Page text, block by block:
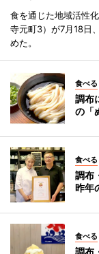
食を通じた地域活性
寺元町3）が7月18日
めた。
食べる
調布
の「
食べる
調布
昨年
食べる
調布